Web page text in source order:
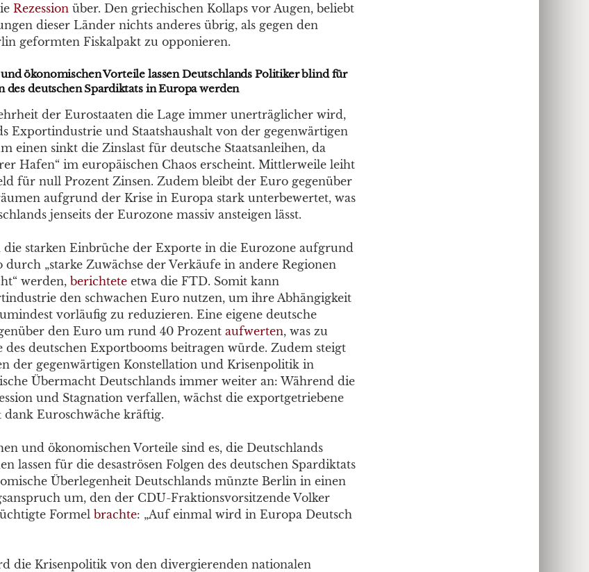
Rezession über. Den griechischen Kollaps vor Augen, beliebt
dieser Länder nichts anderes übrig, als gegen den
geformten Fiskalpakt zu opponieren.
ökonomischen Vorteile lassen Deutschlands Politiker blind für
des deutschen Spardiktats in Europa werden
der Eurostaaten die Lage immer unerträglicher wird,
Exportindustrie und Staatshaushalt von der gegenwärtigen
einen sinkt die Zinslast für deutsche Staatsanleihen, da
Hafen“ im europäischen Chaos erscheint. Mittlerweile leiht
für null Prozent Zinsen. Zudem bleibt der Euro gegenüber
aufgrund der Krise in Europa stark unterbewertet, was
jenseits der Eurozone massiv ansteigen lässt.
starken Einbrüche der Exporte in die Eurozone aufgrund
durch „starke Zuwächse der Verkäufe in andere Regionen
werden, berichtete etwa die FTD. Somit kann
den schwachen Euro nutzen, um ihre Abhängigkeit
vorläufig zu reduzieren. Eine eigene deutsche
den Euro um rund 40 Prozent aufwerten, was zu
des deutschen Exportbooms beitragen würde. Zudem steigt
der gegenwärtigen Konstellation und Krisenpolitik in
Übermacht Deutschlands immer weiter an: Während die
und Stagnation verfallen, wächst die exportgetriebene
Euroschwäche kräftig.
und ökonomischen Vorteile sind es, die Deutschlands
lassen für die desaströsen Folgen des deutschen Spardiktats
Überlegenheit Deutschlands münzte Berlin in einen
um, den der CDU-Fraktionsvorsitzende Volker
Formel brachte: „Auf einmal wird in Europa Deutsch
die Krisenpolitik von den divergierenden nationalen